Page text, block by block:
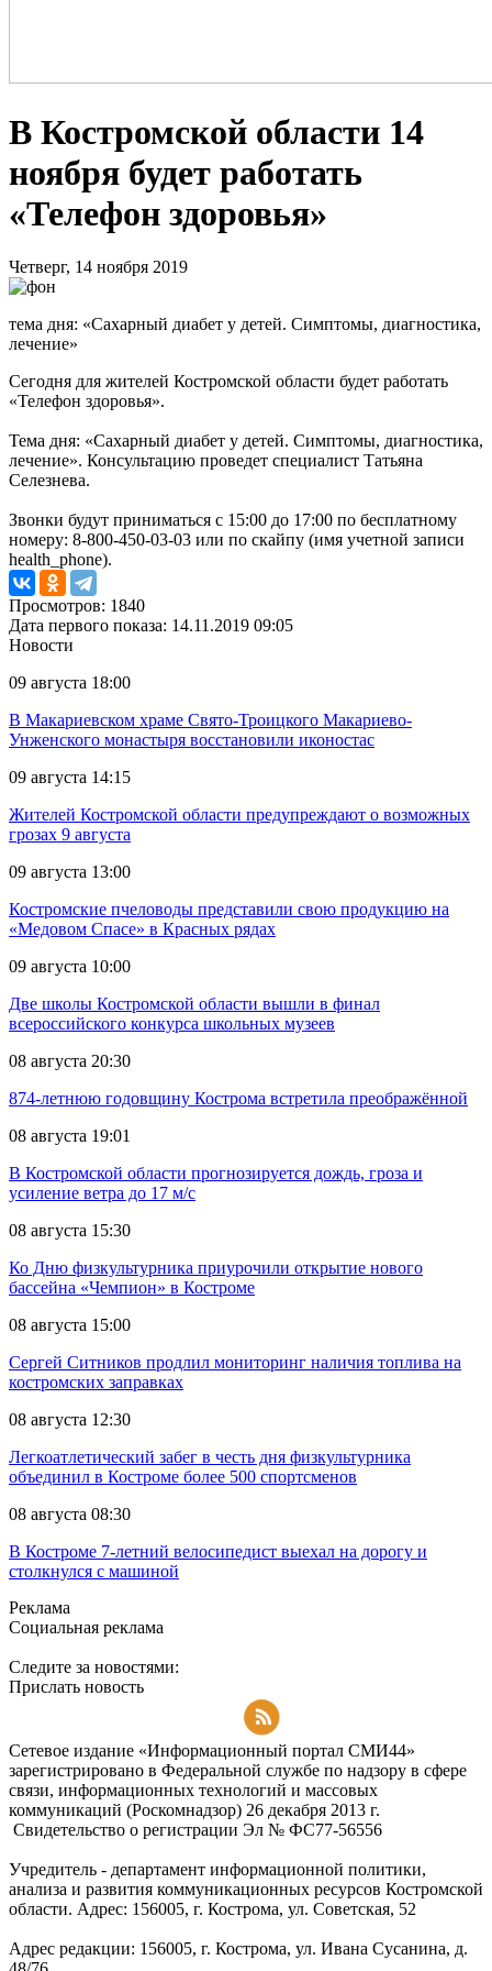
В Костромской области 14
ноября будет работать
«Телефон здоровья»
Четверг, 14 ноября 2019
тема дня: «Сахарный диабет у детей. Симптомы, диагностика,
лечение»
Сегодня для жителей Костромской области будет работать
«Телефон здоровья».
Тема дня: «Сахарный диабет у детей. Симптомы, диагностика,
лечение». Консультацию проведет специалист Татьяна
Селезнева.
Звонки будут приниматься с 15:00 до 17:00 по бесплатному
номеру: 8-800-450-03-03 или по скайпу (имя учетной записи
health_phone).
Просмотров: 1840
Дата первого показа: 14.11.2019 09:05
Новости
09 августа 18:00
В Макариевском храме Свято-Троицкого Макариево-
Унженского монастыря восстановили иконостас
09 августа 14:15
Жителей Костромской области предупреждают о возможных
грозах 9 августа
09 августа 13:00
Костромские пчеловоды представили свою продукцию на
«Медовом Спасе» в Красных рядах
09 августа 10:00
Две школы Костромской области вышли в финал
всероссийского конкурса школьных музеев
08 августа 20:30
874-летнюю годовщину Кострома встретила преображённой
08 августа 19:01
В Костромской области прогнозируется дождь, гроза и
усиление ветра до 17 м/с
08 августа 15:30
Ко Дню физкультурника приурочили открытие нового
бассейна «Чемпион» в Костроме
08 августа 15:00
Сергей Ситников продлил мониторинг наличия топлива на
костромских заправках
08 августа 12:30
Легкоатлетический забег в честь дня физкультурника
объединил в Костроме более 500 спортсменов
08 августа 08:30
В Костроме 7-летний велосипедист выехал на дорогу и
столкнулся с машиной
Реклама
Социальная реклама
Следите за новостями:
Прислать новость
Сетевое издание «Информационный портал СМИ44»
зарегистрировано в Федеральной службе по надзору в сфере
связи, информационных технологий и массовых
коммуникаций (Роскомнадзор) 26 декабря 2013 г.
Свидетельство о регистрации Эл № ФC77-56556
Учредитель - департамент информационной политики,
анализа и развития коммуникационных ресурсов Костромской
области. Адрес: 156005, г. Кострома, ул. Советская, 52
Адрес редакции: 156005, г. Кострома, ул. Ивана Сусанина, д.